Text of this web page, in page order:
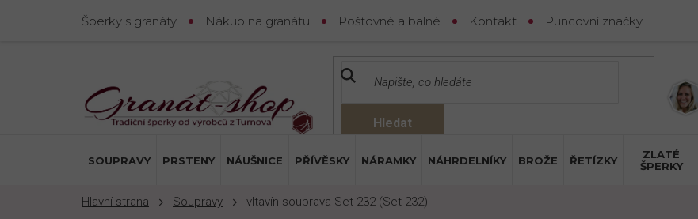
Šperky s granáty Nákup na granátu Poštovné a balné Kontakt Puncovní značky
Hledat
SOUPRAVY PRSTENY NÁUŠNICE PŘÍVĚSKY NÁRAMKY NÁHRDELNÍKY BROŽE ŘETÍZKY
ZLATÉ
ŠPERKY
Soupravy vltavín souprava Set 232 (Set 232)